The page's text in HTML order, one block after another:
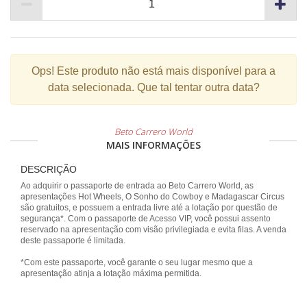
Ops! Este produto não está mais disponível para a
data selecionada. Que tal tentar outra data?
Beto Carrero World
MAIS INFORMAÇÕES
DESCRIÇÃO
Ao adquirir o passaporte de entrada ao Beto Carrero World, as
apresentações Hot Wheels, O Sonho do Cowboy e Madagascar Circus
são gratuitos, e possuem a entrada livre até a lotação por questão de
segurança*. Com o passaporte de Acesso VIP, você possui assento
reservado na apresentação com visão privilegiada e evita filas. A venda
deste passaporte é limitada.
*Com este passaporte, você garante o seu lugar mesmo que a
apresentação atinja a lotação máxima permitida.